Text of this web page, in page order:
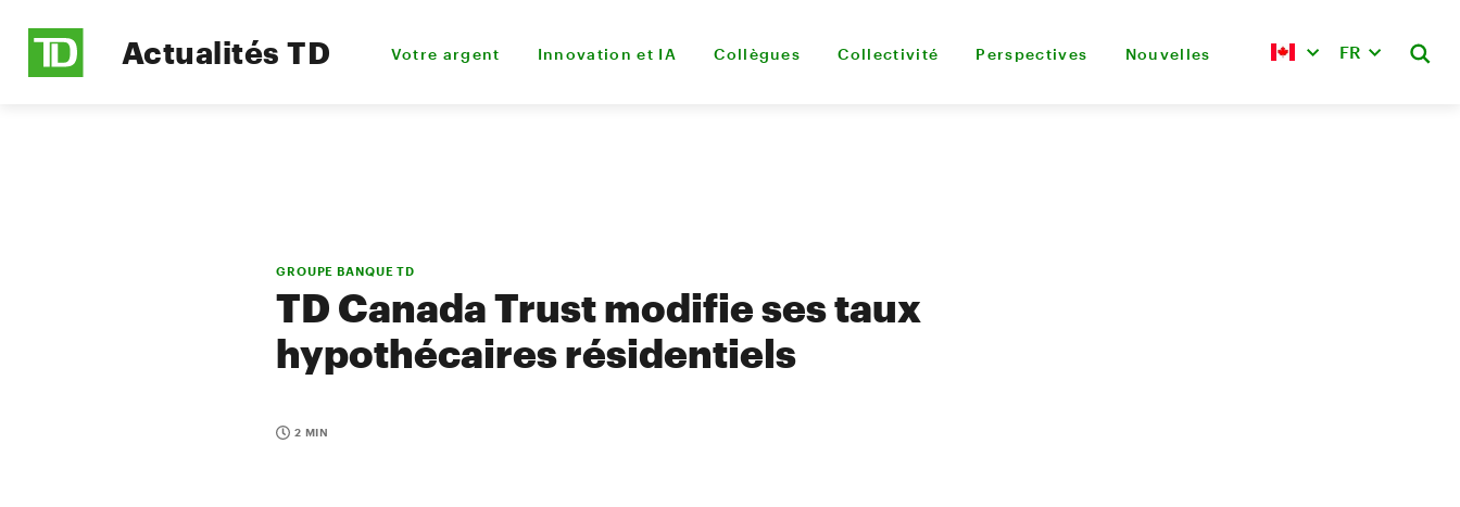
Actualités TD Votre argent Innovation et IA Collègues Collectivité Perspectives Nouvelles FR
GROUPE BANQUE TD
TD Canada Trust modifie ses taux
hypothécaires résidentiels
2 MIN